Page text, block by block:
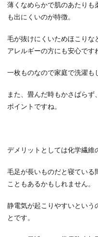
薄くなめらかで肌のあたりも
も出にくいのが特徴。
毛が抜けにくいためほこりな
アレルギーの方にも安心です
一枚ものなので家庭で洗濯も
また、畳んだ時もかさばら
ポイントですね。
デメリットとしては化学繊維
毛足が長いものだと寝ている
こともあるかもしれません。
静電気が起こりやすいという
とです。